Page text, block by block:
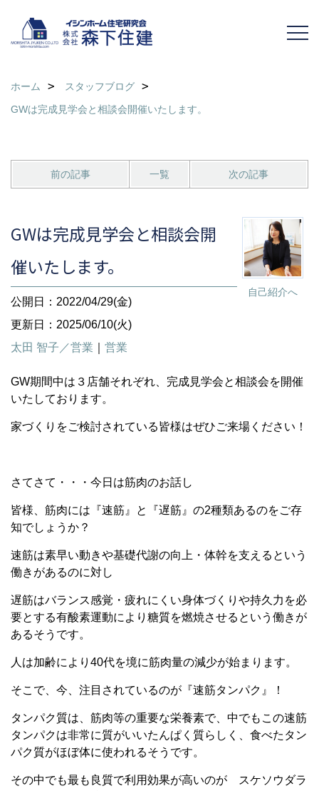
ホーム
スタッフブログ
GWは完成見学会と相談会開催いたします。
前の記事 一覧 次の記事
自己紹介へ
GWは完成見学会と相談会開
催いたします。
公開日：2022/04/29(金)
更新日：2025/06/10(火)
太田 智子／営業
営業
GW期間中は３店舗それぞれ、完成見学会と相談会を開催
いたしております。
家づくりをご検討されている皆様はぜひご来場ください！
さてさて・・・今日は筋肉のお話し
皆様、筋肉には『速筋』と『遅筋』の2種類あるのをご存
知でしょうか？
速筋は素早い動きや基礎代謝の向上・体幹を支えるという
働きがあるのに対し
遅筋はバランス感覚・疲れにくい身体づくりや持久力を必
要とする有酸素運動により糖質を燃焼させるという働きが
あるそうです。
人は加齢により40代を境に筋肉量の減少が始まります。
そこで、今、注目されているのが『速筋タンパク』！
タンパク質は、筋肉等の重要な栄養素で、中でもこの速筋
タンパクは非常に質がいいたんぱく質らしく、食べたタン
パク質がほぼ体に使われるそうです。
その中でも最も良質で利用効果が高いのが スケソウダラ